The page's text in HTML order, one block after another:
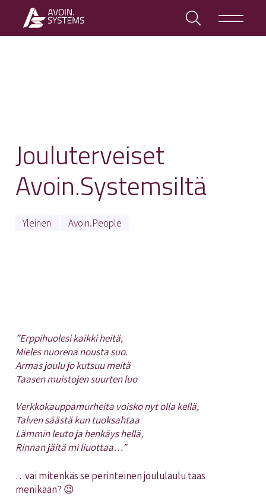
Jouluterveiset
Avoin.Systemsiltä
Yleinen Avoin.People
”Erppihuolesi kaikki heitä,
Mieles nuorena nousta suo.
Armas joulu jo kutsuu meitä
Taasen muistojen suurten luo
Verkkokauppamurheita voisko nyt olla kellä,
Talven säästä kun tuoksahtaa
Lämmin leuto ja henkäys hellä,
Rinnan jäitä mi liuottaa…”
…vai mitenkäs se perinteinen joululaulu taas
menikään? 😉